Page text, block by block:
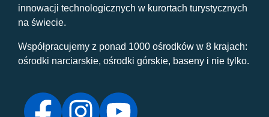
innowacji technologicznych w kurortach turystycznych
na świecie.
Współpracujemy z ponad 1000 ośrodków w 8 krajach:
ośrodki narciarskie, ośrodki górskie, baseny i nie tylko.